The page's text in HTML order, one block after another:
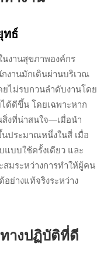
ทธ์
นงานสุขภาพองค์กร
งานมักเดินผ่านบริเวณ
ไม่รบกวนลำดับงานโดย
ด้ดีขึ้น โดยเฉพาะหาก
สิ่งที่น่าสนใจ—เมื่อนำ
ประมาณหนึ่งในสี่ เมื่อ
แบบใช้ครั้งเดียว และ
มระหว่างการทำให้ผู้คน
ย่างแท้จริงระหว่าง
างปฏิบัติที่ดี